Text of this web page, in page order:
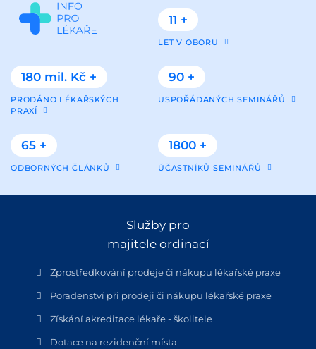
11 +
LET V OBORU
180 mil. Kč +
PRODÁNO LÉKAŘSKÝCH
PRAXÍ
90 +
USPOŘÁDANÝCH SEMINÁŘŮ
65 +
ODBORNÝCH ČLÁNKŮ
1800 +
ÚČASTNÍKŮ SEMINÁŘŮ
Služby pro
majitele ordinací
Zprostředkování prodeje či nákupu lékařské praxe
Poradenství při prodeji či nákupu lékařské praxe
Získání akreditace lékaře - školitele
Dotace na rezidenční místa